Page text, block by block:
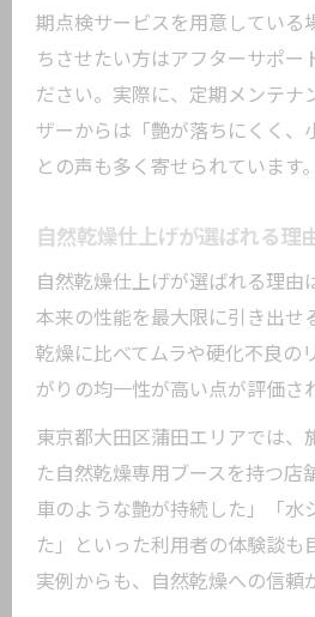
期点検サービスを用意している
ちさせたい方はアフターサポー
ださい。実際に、定期メンテナ
ザーからは「艶が落ちにくく、
との声も多く寄せられています。
自然乾燥仕上げが選ばれる理
自然乾燥仕上げが選ばれる理由
本来の性能を最大限に引き出せ
乾燥に比べてムラや硬化不良の
がりの均一性が高い点が評価さ
東京都大田区蒲田エリアでは、
た自然乾燥専用ブースを持つ店
車のような艶が持続した」「水
た」といった利用者の体験談も
実例からも、自然乾燥への信頼